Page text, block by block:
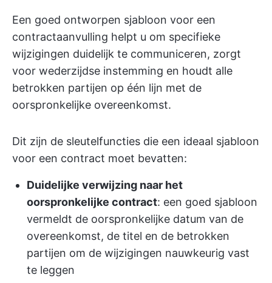
Een goed ontworpen sjabloon voor een
contractaanvulling helpt u om specifieke
wijzigingen duidelijk te communiceren, zorgt
voor wederzijdse instemming en houdt alle
betrokken partijen op één lijn met de
oorspronkelijke overeenkomst.
Dit zijn de sleutelfuncties die een ideaal sjabloon
voor een contract moet bevatten:
Duidelijke verwijzing naar het
oorspronkelijke contract: een goed sjabloon
vermeldt de oorspronkelijke datum van de
overeenkomst, de titel en de betrokken
partijen om de wijzigingen nauwkeurig vast
te leggen